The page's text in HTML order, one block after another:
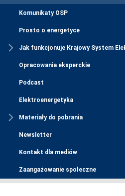
Komunikaty OSP
Prosto o energetyce
Jak funkcjonuje Krajowy System
Opracowania eksperckie
Podcast
Elektroenergetyka
Materiały do pobrania
Newsletter
Kontakt dla mediów
Zaangażowanie społeczne